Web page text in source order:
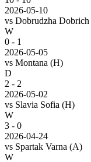
2026-05-10
vs Dobrudzha Dobrich
W
0 - 1
2026-05-05
vs Montana (H)
D
2 - 2
2026-05-02
vs Slavia Sofia (H)
W
3 - 0
2026-04-24
vs Spartak Varna (A)
W